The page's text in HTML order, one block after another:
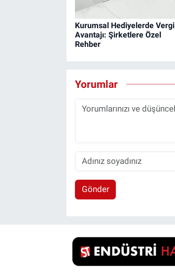
Kurumsal Hediyelerde Vergi
Avantajı: Şirketlere Özel
Rehber
Yorumlar
Gönder